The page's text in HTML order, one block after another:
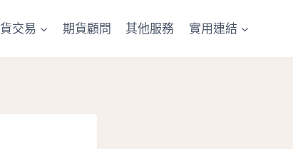
交易 期貨顧問 其他服務 實用連結